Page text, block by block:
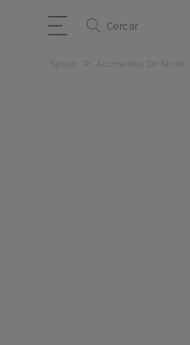
Cercar
> Accesorios De Novia